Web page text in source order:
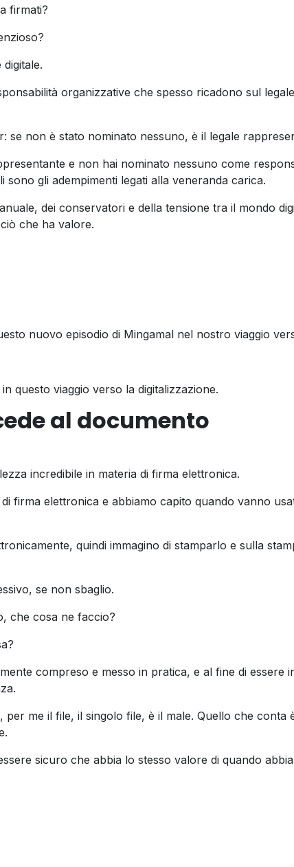
firmati?
organizzative che spesso ricadono sul
se non è stato nominato nessuno, è il legale
e non hai nominato nessuno come
gli adempimenti legati alla veneranda carica.
dei conservatori e della tensione tra il mondo
che ha valore.
nuovo episodio di Mingamal nel nostro viaggio
questo viaggio verso la digitalizzazione.
al documento
incredibile in materia di firma elettronica.
firma elettronica e abbiamo capito quando vanno
quindi immagino di stamparlo e sulla
se non sbaglio.
che cosa ne faccio?
compreso e messo in pratica, e al fine di essere
me il file, il singolo file, è il male. Quello che conta
sicuro che abbia lo stesso valore di quando